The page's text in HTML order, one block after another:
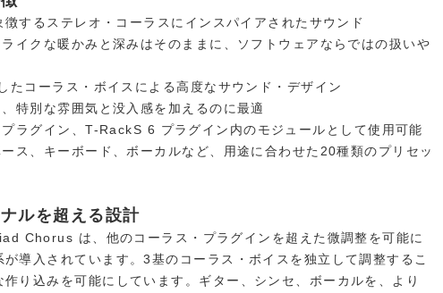
するステレオ・コーラスにインスパイアされたサウンド
イクな暖かみと深みはそのままに、ソフトウェアならではの扱いや
たコーラス・ボイスによる高度なサウンド・デザイン
特別な雰囲気と没入感を加えるのに最適
ラグイン、T-RackS 6 プラグイン内のモジュールとして使用可能
ス、キーボード、ボーカルなど、用途に合わせた20種類のプリセッ
ルを超える設計
Chorus は、他のコーラス・プラグインを超えた微調整を可能に
が導入されています。3基のコーラス・ボイスを独立して調整するこ
作り込みを可能にしています。ギター、シンセ、ボーカルを、より